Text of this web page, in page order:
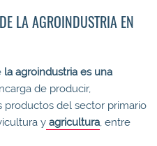
LA AGROINDUSTRIA EN
la agroindustria es una
de producir,
productos del sector primario
y agricultura, entre